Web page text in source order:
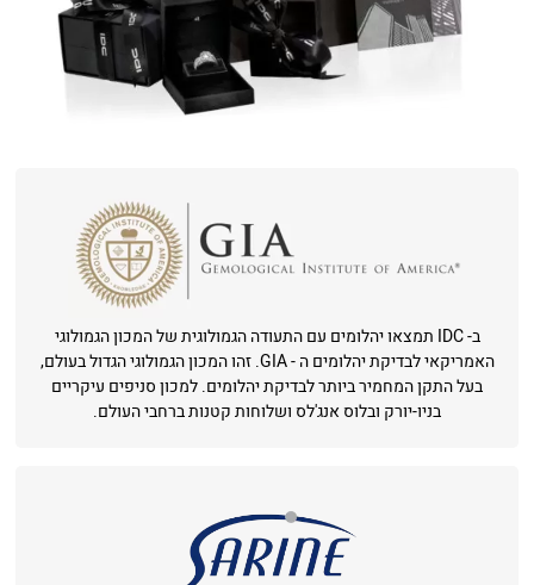
ב- IDC תמצאו יהלומים עם התעודה הגמולוגית של המכון הגמולוגי
האמריקאי לבדיקת יהלומים ה - GIA. זהו המכון הגמולוגי הגדול בעולם,
בעל התקן המחמיר ביותר לבדיקת יהלומים. למכון סניפים עיקריים
בניו-יורק ובלוס אנג'לס ושלוחות קטנות ברחבי העולם.